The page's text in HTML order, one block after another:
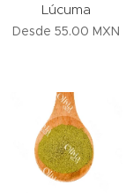
Lúcuma
Desde 55.00 MXN